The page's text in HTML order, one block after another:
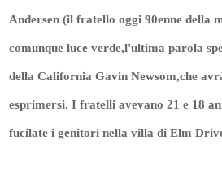
Andersen (il fratello oggi 90enne della
comunque luce verde,l'ultima parola
della California Gavin Newsom,che
esprimersi. I fratelli avevano 21 e 18
fucilate i genitori nella villa di Elm